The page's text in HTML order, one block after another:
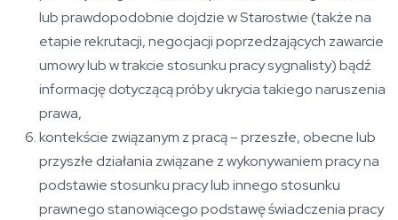
lub prawdopodobnie dojdzie w Starostwie (także na
etapie rekrutacji, negocjacji poprzedzających zawarcie
umowy lub w trakcie stosunku pracy sygnalisty) bądź
informację dotyczącą próby ukrycia takiego naruszenia
prawa,
kontekście związanym z pracą – przeszłe, obecne lub
przyszłe działania związane z wykonywaniem pracy na
podstawie stosunku pracy lub innego stosunku
prawnego stanowiącego podstawę świadczenia pracy